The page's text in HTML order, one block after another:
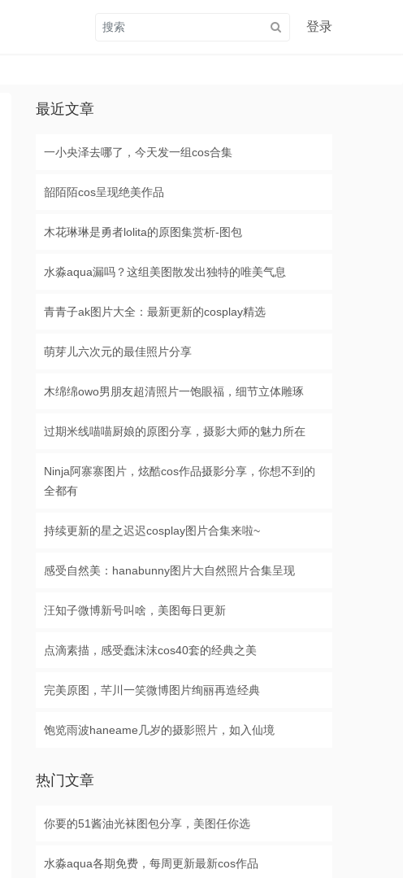
登录
最近文章
一小央泽去哪了，今天发一组cos合集
韶陌陌cos呈现绝美作品
木花琳琳是勇者lolita的原图集赏析-图包
水淼aqua漏吗？这组美图散发出独特的唯美气息
青青子ak图片大全：最新更新的cosplay精选
萌芽儿六次元的最佳照片分享
木绵绵owo男朋友超清照片一饱眼福，细节立体雕琢
过期米线喵喵厨娘的原图分享，摄影大师的魅力所在
Ninja阿寨寨图片，炫酷cos作品摄影分享，你想不到的
全都有
持续更新的星之迟迟cosplay图片合集来啦~
感受自然美：hanabunny图片大自然照片合集呈现
汪知子微博新号叫啥，美图每日更新
点滴素描，感受蠢沫沫cos40套的经典之美
完美原图，芊川一笑微博图片绚丽再造经典
饱览雨波haneame几岁的摄影照片，如入仙境
热门文章
你要的51酱油光袜图包分享，美图任你选
水淼aqua各期免费，每周更新最新cos作品